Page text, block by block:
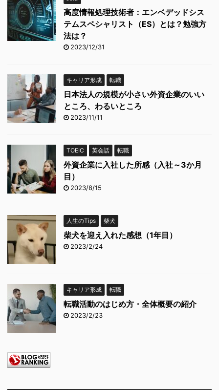
高度情報処理技術者：エンベデッドシス
テムスペシャリスト（ES）とは？勉強方
法は？
2023/12/31
キャリア形成 転職
日本法人の規模が小さい外資企業のいい
ところ、わるいところ
2023/11/11
TOEIC 英会話 転職
外資企業に入社した所感（入社～3か月
目）
2023/8/15
人生のTips 柴犬
柴犬を迎え入れた感想（1年目）
2023/2/24
キャリア形成 転職
転職活動のはじめ方・全体概要の紹介
2023/2/23